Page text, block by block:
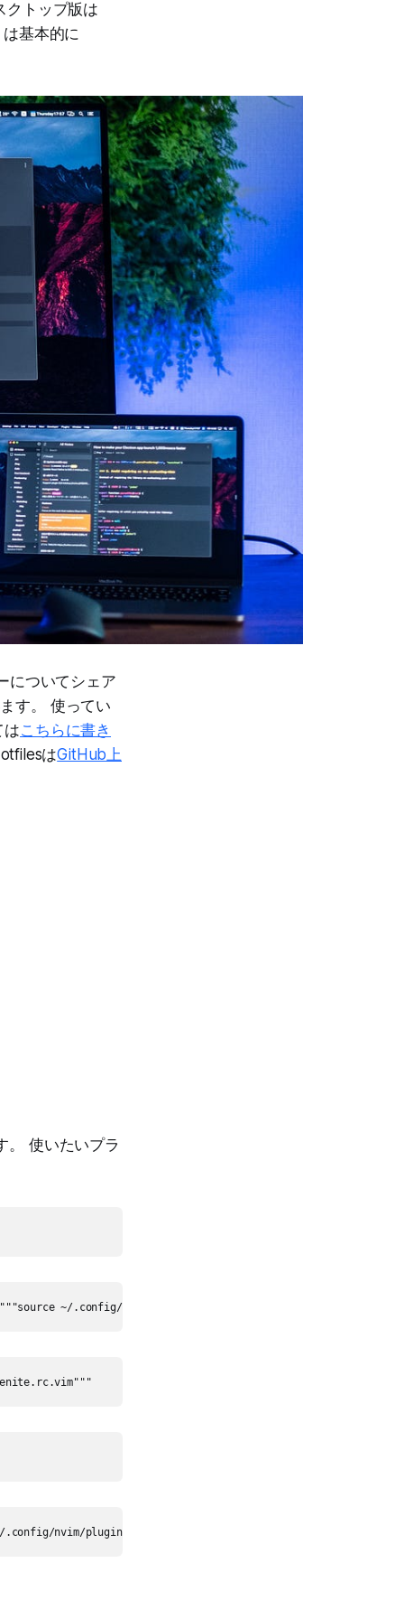
クトップ版は
基本的に
についてシェア
す。 使ってい
はこちらに書き
はGitHub上
。 使いたいプラ
~/.config/nvim/plugins/defx.rc.vim"""
.config/nvim/plugins/coc.rc.vim"""